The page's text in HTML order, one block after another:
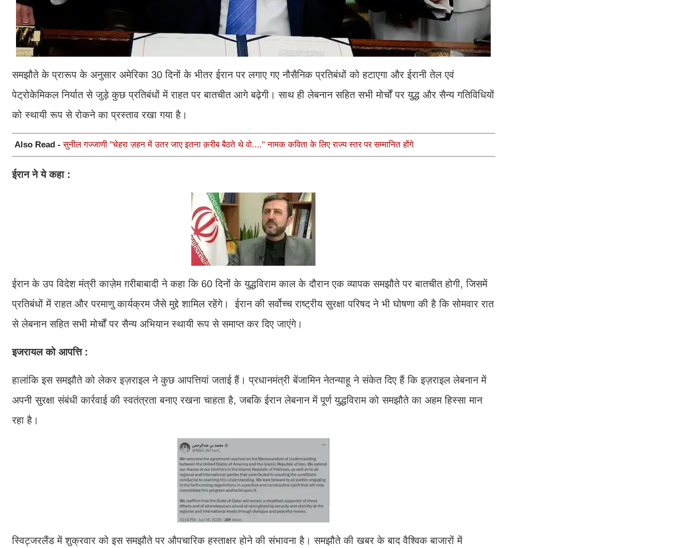
समझौते के प्रारूप के अनुसार अमेरिका 30 दिनों के भीतर ईरान पर लगाए गए नौसैनिक प्रतिबंधों को हटाएगा और ईरानी तेल एवं
पेट्रोकेमिकल निर्यात से जुड़े कुछ प्रतिबंधों में राहत पर बातचीत आगे बढ़ेगी। साथ ही लेबनान सहित सभी मोर्चों पर युद्ध और सैन्य गतिविधियों
को स्थायी रूप से रोकने का प्रस्ताव रखा गया है।
Also Read -सुनील गज्जाणी "चेहरा ज़हन में उतर जाए इतना क़रीब बैठते थे वो...." नामक कविता के लिए राज्य स्तर पर सम्मानित होंगे
ईरान ने ये कहा :
ईरान के उप विदेश मंत्री काज़ेम ग़रीबाबादी ने कहा कि 60 दिनों के युद्धविराम काल के दौरान एक व्यापक समझौते पर बातचीत होगी, जिसमें
प्रतिबंधों में राहत और परमाणु कार्यक्रम जैसे मुद्दे शामिल रहेंगे। ईरान की सर्वोच्च राष्ट्रीय सुरक्षा परिषद ने भी घोषणा की है कि सोमवार रात
से लेबनान सहित सभी मोर्चों पर सैन्य अभियान स्थायी रूप से समाप्त कर दिए जाएंगे।
इजरायल को आपत्ति :
हालांकि इस समझौते को लेकर इज़राइल ने कुछ आपत्तियां जताई हैं। प्रधानमंत्री बेंजामिन नेतन्याहू ने संकेत दिए हैं कि इज़राइल लेबनान में
अपनी सुरक्षा संबंधी कार्रवाई की स्वतंत्रता बनाए रखना चाहता है, जबकि ईरान लेबनान में पूर्ण युद्धविराम को समझौते का अहम हिस्सा मान
रहा है।
स्विट्जरलैंड में शुक्रवार को इस समझौते पर औपचारिक हस्ताक्षर होने की संभावना है। समझौते की खबर के बाद वैश्विक बाजारों में